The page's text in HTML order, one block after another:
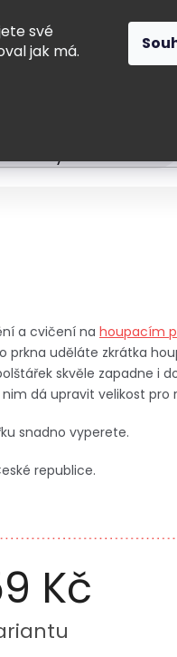
své
jak má.
Kč
a cvičení na houpacím
prkna uděláte zkrátka
skvěle zapadne i
dá upravit velikost pro
snadno vyperete.
republice.